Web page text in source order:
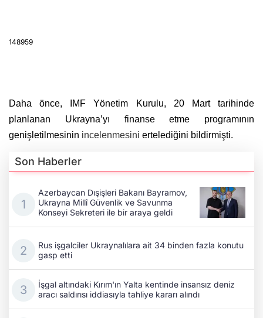
148959
Daha önce, IMF Yönetim Kurulu, 20 Mart tarihinde
planlanan Ukrayna’yı finanse etme programının
genişletilmesinin incelenmesini ertelediğini bildirmişti.
Son Haberler
Azerbaycan Dışişleri Bakanı Bayramov,
Ukrayna Millî Güvenlik ve Savunma
Konseyi Sekreteri ile bir araya geldi
Rus işgalciler Ukraynalılara ait 34 binden fazla konutu
gasp etti
İşgal altındaki Kırım'ın Yalta kentinde insansız deniz
aracı saldırısı iddiasıyla tahliye kararı alındı